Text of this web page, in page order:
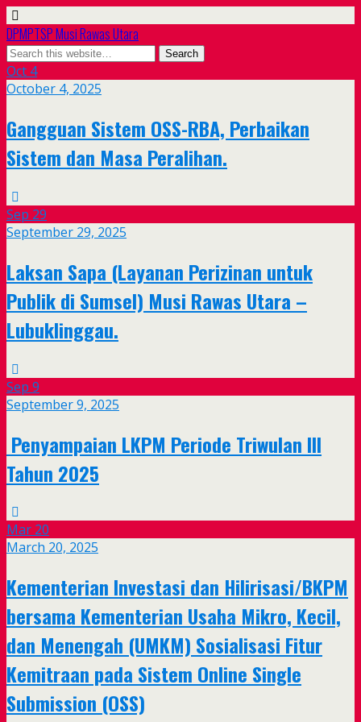
DPMPTSP Musi Rawas Utara
Oct 4
October 4, 2025
Gangguan Sistem OSS-RBA, Perbaikan
Sistem dan Masa Peralihan.
Sep 29
September 29, 2025
Laksan Sapa (Layanan Perizinan untuk
Publik di Sumsel) Musi Rawas Utara –
Lubuklinggau.
Sep 9
September 9, 2025
Penyampaian LKPM Periode Triwulan III
Tahun 2025
Mar 20
March 20, 2025
Kementerian Investasi dan Hilirisasi/BKPM
bersama Kementerian Usaha Mikro, Kecil,
dan Menengah (UMKM) Sosialisasi Fitur
Kemitraan pada Sistem Online Single
Submission (OSS)